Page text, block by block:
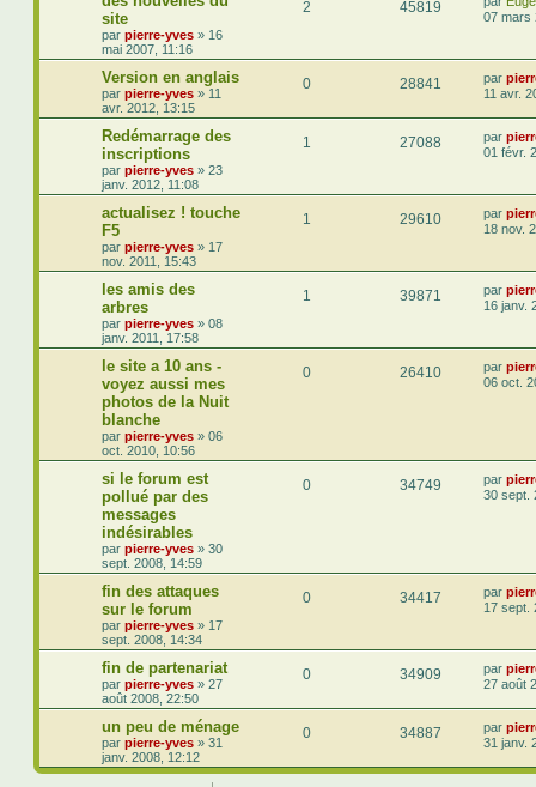
site
par pierre-yves » 16
mai 2007, 11:16
2 45819
07 mars
Version en anglais
par pierre-yves » 11
avr. 2012, 13:15
0 28841 par
11 avr.
Redémarrage des
inscriptions
par pierre-yves » 23
janv. 2012, 11:08
1 27088 par
01 févr.
actualisez ! touche
F5
par pierre-yves » 17
nov. 2011, 15:43
1 29610 par
18 nov.
les amis des
arbres
par pierre-yves » 08
janv. 2011, 17:58
1 39871 par
16 janv.
le site a 10 ans -
voyez aussi mes
photos de la Nuit
blanche
par pierre-yves » 06
oct. 2010, 10:56
0 26410 par
06 oct.
si le forum est
pollué par des
messages
indésirables
par pierre-yves » 30
sept. 2008, 14:59
0 34749 par
30 sept.
fin des attaques
sur le forum
par pierre-yves » 17
sept. 2008, 14:34
0 34417 par
17 sept.
fin de partenariat
par pierre-yves » 27
août 2008, 22:50
0 34909 par
27 août
un peu de ménage
par pierre-yves » 31
janv. 2008, 12:12
0 34887 par
31 janv.